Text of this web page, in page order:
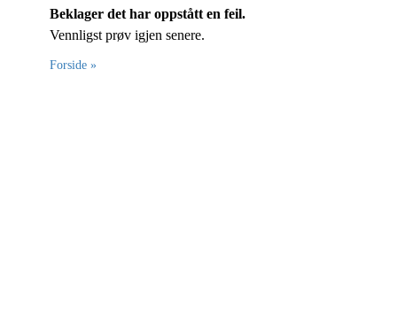
Beklager det har oppstått en feil.
Vennligst prøv igjen senere.
Forside »